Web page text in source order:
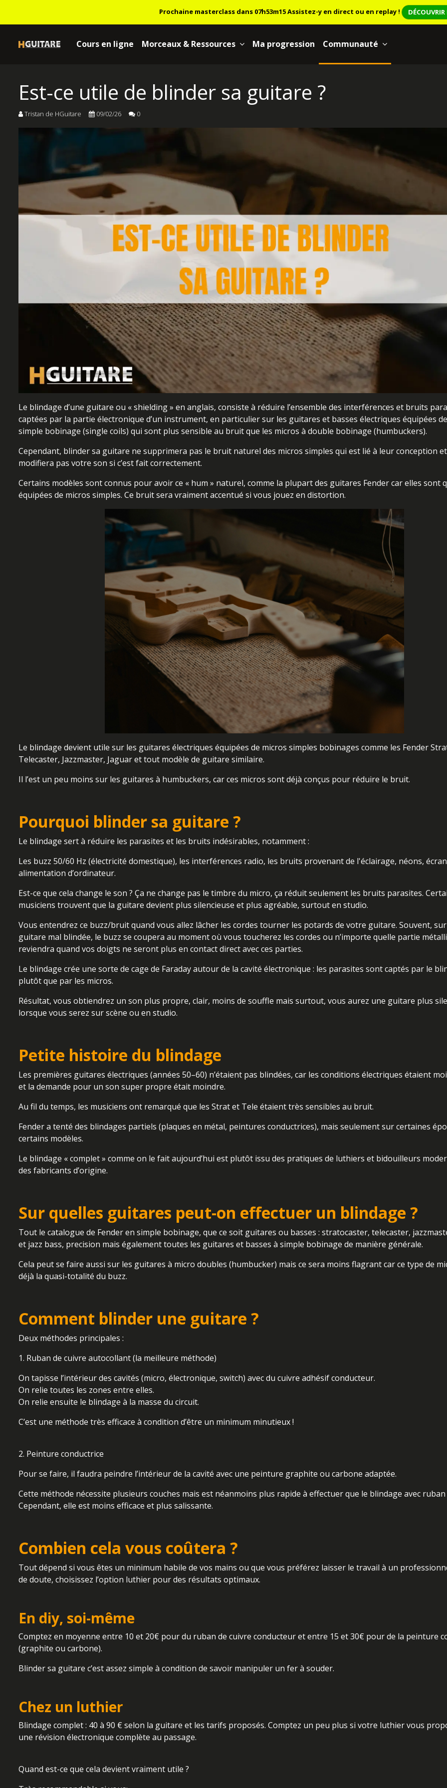
Prochaine masterclass dans 07h53m12Assistez-y en direct ou en replay !
Cours en ligne Morceaux & Ressources Ma progression Communauté
Est-ce utile de blinder sa guitare ?
Tristan de HGuitare 09/02/26 0
Le blindage d’une guitare ou « shielding » en anglais, consiste à réduire l’ensemble des interférences et bruits
captées par la partie électronique d’un instrument, en particulier sur les guitares et basses électriques équipées
simple bobinage (single coils) qui sont plus sensible au bruit que les micros à double bobinage (humbuckers).
Cependant, blinder sa guitare ne supprimera pas le bruit naturel des micros simples qui est lié à leur conception
modifiera pas votre son si c’est fait correctement.
Certains modèles sont connus pour avoir ce « hum » naturel, comme la plupart des guitares Fender car elles sont
équipées de micros simples. Ce bruit sera vraiment accentué si vous jouez en distortion.
Le blindage devient utile sur les guitares électriques équipées de micros simples bobinages comme les Fender
Telecaster, Jazzmaster, Jaguar et tout modèle de guitare similaire.
Il l’est un peu moins sur les guitares à humbuckers, car ces micros sont déjà conçus pour réduire le bruit.
Pourquoi blinder sa guitare ?
Le blindage sert à réduire les parasites et les bruits indésirables, notamment :
Les buzz 50/60 Hz (électricité domestique), les interférences radio, les bruits provenant de l'éclairage, néons,
alimentation d’ordinateur.
Est-ce que cela change le son ? Ça ne change pas le timbre du micro, ça réduit seulement les bruits parasites.
musiciens trouvent que la guitare devient plus silencieuse et plus agréable, surtout en studio.
Vous entendrez ce buzz/bruit quand vous allez lâcher les cordes tourner les potards de votre guitare. Souvent,
guitare mal blindée, le buzz se coupera au moment où vous toucherez les cordes ou n’importe quelle partie
reviendra quand vos doigts ne seront plus en contact direct avec ces parties.
Le blindage crée une sorte de cage de Faraday autour de la cavité électronique : les parasites sont captés par le
plutôt que par les micros.
Résultat, vous obtiendrez un son plus propre, clair, moins de souffle mais surtout, vous aurez une guitare plus
lorsque vous serez sur scène ou en studio.
Petite histoire du blindage
Les premières guitares électriques (années 50–60) n’étaient pas blindées, car les conditions électriques étaient
et la demande pour un son super propre était moindre.
Au fil du temps, les musiciens ont remarqué que les Strat et Tele étaient très sensibles au bruit.
Fender a tenté des blindages partiels (plaques en métal, peintures conductrices), mais seulement sur certaines
certains modèles.
Le blindage « complet » comme on le fait aujourd’hui est plutôt issu des pratiques de luthiers et bidouilleurs
des fabricants d’origine.
Sur quelles guitares peut-on effectuer un blindage ?
Tout le catalogue de Fender en simple bobinage, que ce soit guitares ou basses : stratocaster, telecaster,
et jazz bass, precision mais également toutes les guitares et basses à simple bobinage de manière générale.
Cela peut se faire aussi sur les guitares à micro doubles (humbucker) mais ce sera moins flagrant car ce type de
déjà la quasi-totalité du buzz.
Comment blinder une guitare ?
Deux méthodes principales :
1. Ruban de cuivre autocollant (la meilleure méthode)
On tapisse l’intérieur des cavités (micro, électronique, switch) avec du cuivre adhésif conducteur.
On relie toutes les zones entre elles.
On relie ensuite le blindage à la masse du circuit.
C’est une méthode très efficace à condition d’être un minimum minutieux !
2. Peinture conductrice
Pour se faire, il faudra peindre l’intérieur de la cavité avec une peinture graphite ou carbone adaptée.
Cette méthode nécessite plusieurs couches mais est néanmoins plus rapide à effectuer que le blindage avec ruban
Cependant, elle est moins efficace et plus salissante.
Combien cela vous coûtera ?
Tout dépend si vous êtes un minimum habile de vos mains ou que vous préférez laisser le travail à un
de doute, choisissez l’option luthier pour des résultats optimaux.
En diy, soi-même
Comptez en moyenne entre 10 et 20€ pour du ruban de cuivre conducteur et entre 15 et 30€ pour de la peinture
(graphite ou carbone).
Blinder sa guitare c’est assez simple à condition de savoir manipuler un fer à souder.
Chez un luthier
Blindage complet : 40 à 90 € selon la guitare et les tarifs proposés. Comptez un peu plus si votre luthier vous
une révision électronique complète au passage.
Quand est-ce que cela devient vraiment utile ?